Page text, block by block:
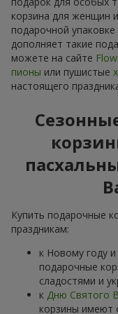
корзина для женщин
подарочной
дополняет такие
можете на сайте
пионы или пушистые
настоящего
Купить подарочные
праздникам:
к Новому году
подарочные
сладостями и
к Дню Святого
корзины имеют